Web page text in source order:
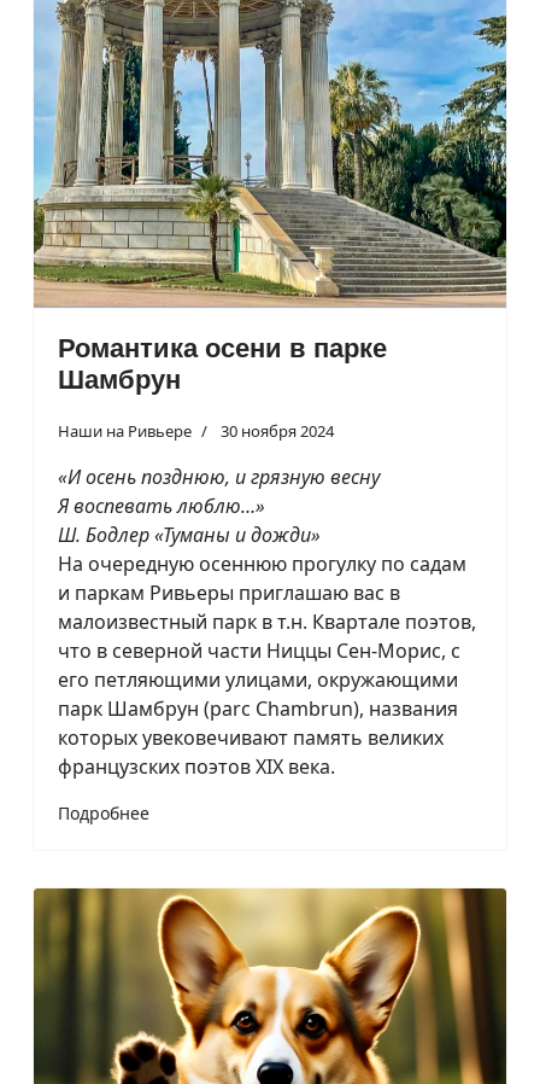
Романтика осени в парке
Шамбрун
Наши на Ривьере 30 ноября 2024
«И осень позднюю, и грязную весну
Я воспевать люблю…»
Ш. Бодлер «Туманы и дожди»
На очередную осеннюю прогулку по садам
и паркам Ривьеры приглашаю вас в
малоизвестный парк в т.н. Квартале поэтов,
что в северной части Ниццы Сен-Морис, с
его петляющими улицами, окружающими
парк Шамбрун (parc Chambrun), названия
которых увековечивают память великих
французских поэтов XIX века.
Подробнее